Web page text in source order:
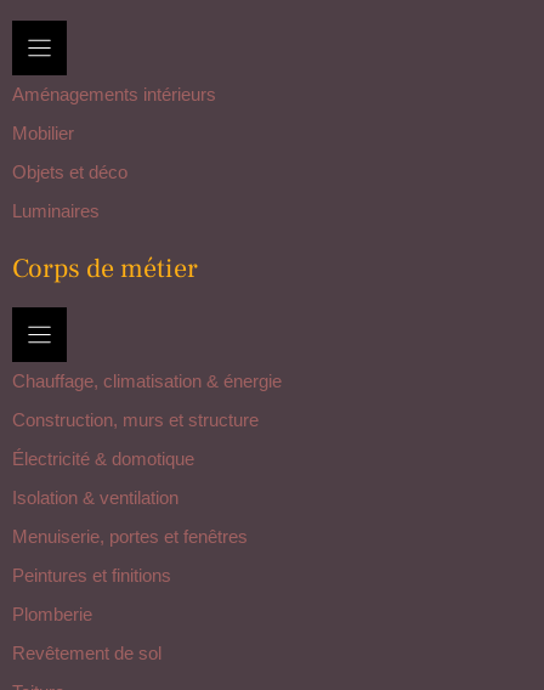
Aménagements intérieurs
Mobilier
Objets et déco
Luminaires
Corps de métier
Chauffage, climatisation & énergie
Construction, murs et structure
Électricité & domotique
Isolation & ventilation
Menuiserie, portes et fenêtres
Peintures et finitions
Plomberie
Revêtement de sol